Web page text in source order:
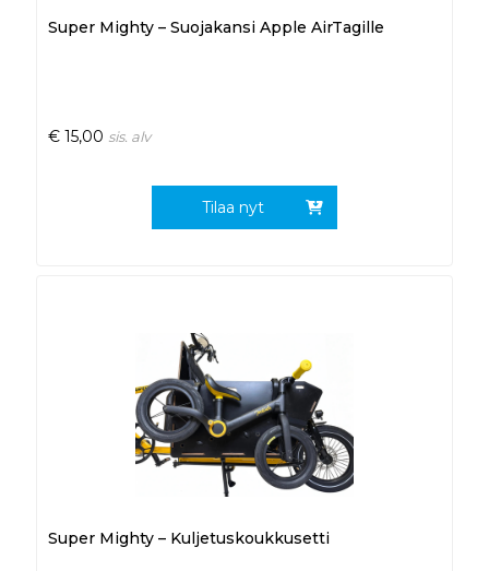
Super Mighty – Suojakansi Apple AirTagille
€ 15,00 sis. alv
Tilaa nyt
Super Mighty – Kuljetuskoukkusetti